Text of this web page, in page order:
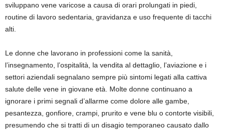
sviluppano vene varicose a causa di orari prolungati in piedi,
routine di lavoro sedentaria, gravidanza e uso frequente di tacchi
alti.
Le donne che lavorano in professioni come la sanità,
l’insegnamento, l’ospitalità, la vendita al dettaglio, l’aviazione e i
settori aziendali segnalano sempre più sintomi legati alla cattiva
salute delle vene in giovane età. Molte donne continuano a
ignorare i primi segnali d’allarme come dolore alle gambe,
pesantezza, gonfiore, crampi, prurito e vene blu o contorte visibili,
presumendo che si tratti di un disagio temporaneo causato dallo